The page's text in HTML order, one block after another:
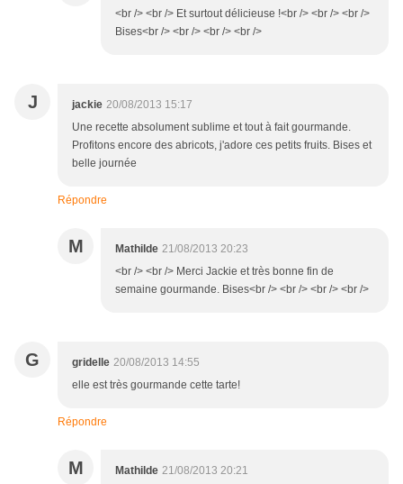
<br /> <br /> Et surtout délicieuse !<br /> <br /> <br />
Bises<br /> <br /> <br /> <br />
J jackie 20/08/2013 15:17
Une recette absolument sublime et tout à fait gourmande.
Profitons encore des abricots, j'adore ces petits fruits. Bises et
belle journée
Répondre
M Mathilde 21/08/2013 20:23
<br /> <br /> Merci Jackie et très bonne fin de
semaine gourmande. Bises<br /> <br /> <br /> <br />
G gridelle 20/08/2013 14:55
elle est très gourmande cette tarte!
Répondre
M Mathilde 21/08/2013 20:21